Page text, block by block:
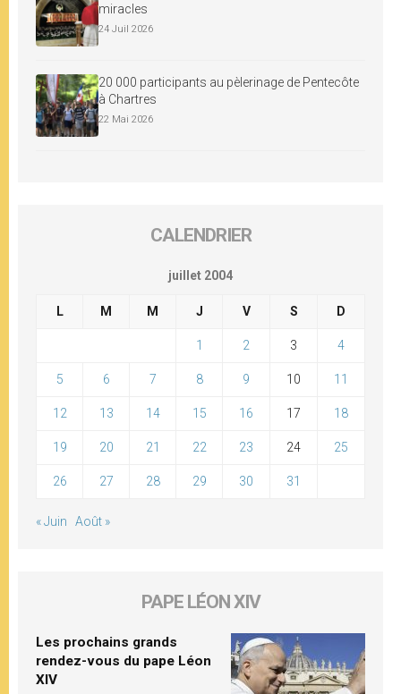
miracles
24 Juil 2026
20 000 participants au pèlerinage de Pentecôte
à Chartres
22 Mai 2026
CALENDRIER
juillet 2004
L M M J V S D
1 2 3 4
5 6 7 8 9 10 11
12 13 14 15 16 17 18
19 20 21 22 23 24 25
26 27 28 29 30 31
« Juin Août »
PAPE LÉON XIV
Les prochains grands
rendez-vous du pape Léon
XIV